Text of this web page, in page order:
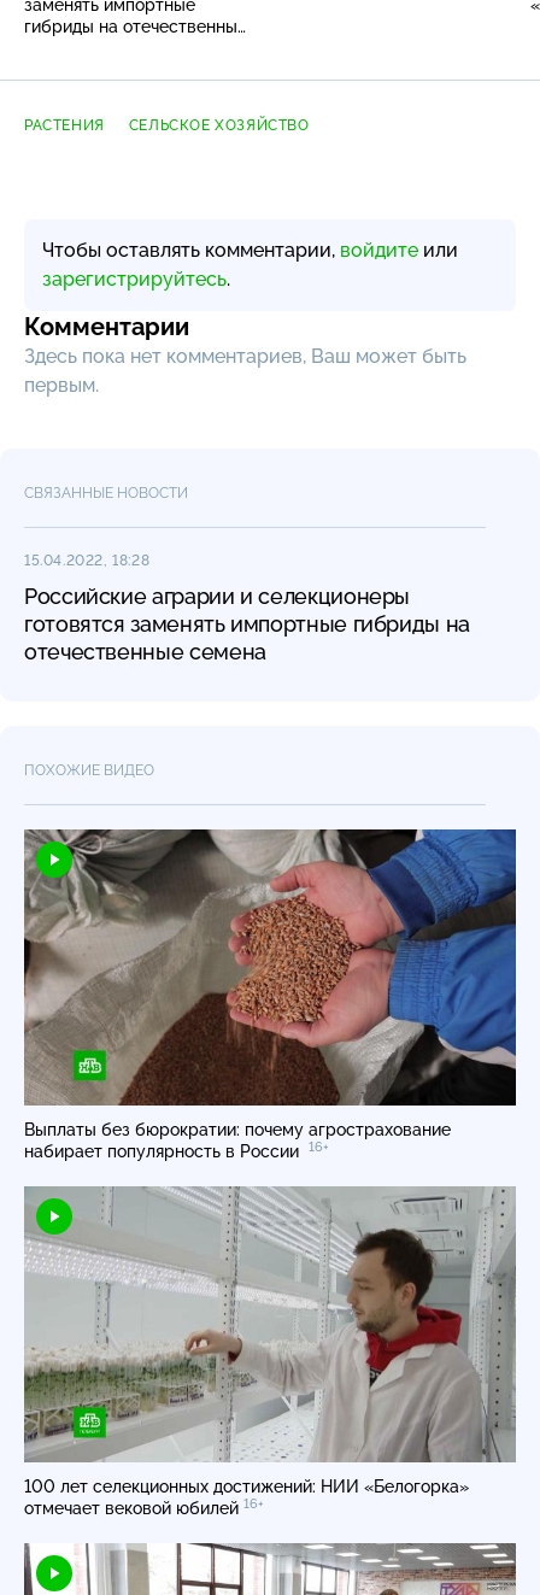
заменять импортные
гибриды на отечественные
РАСТЕНИЯ СЕЛЬСКОЕ ХОЗЯЙСТВО
Чтобы оставлять комментарии, войдите или
зарегистрируйтесь.
Комментарии
Здесь пока нет комментариев, Ваш может быть
первым.
СВЯЗАННЫЕ НОВОСТИ
15.04.2022, 18:28
Российские аграрии и селекционеры
готовятся заменять импортные гибриды на
отечественные семена
ПОХОЖИЕ ВИДЕО
Выплаты без бюрократии: почему агрострахование
набирает популярность в России
16+
100 лет селекционных достижений: НИИ «Белогорка»
отмечает вековой юбилей 16+